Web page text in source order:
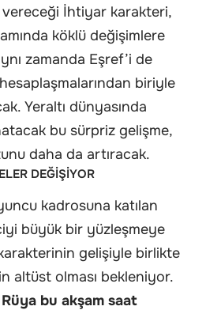
vereceği İhtiyar karakteri,
köklü değişimlere
zamanda Eşref’i de
biriyle
Yeraltı dünyasında
bu sürpriz gelişme,
daha da artıracak.
DEĞİŞİYOR
kadrosuna katılan
büyük bir yüzleşmeye
gelişiyle birlikte
altüst olması bekleniyor.
bu akşam saat